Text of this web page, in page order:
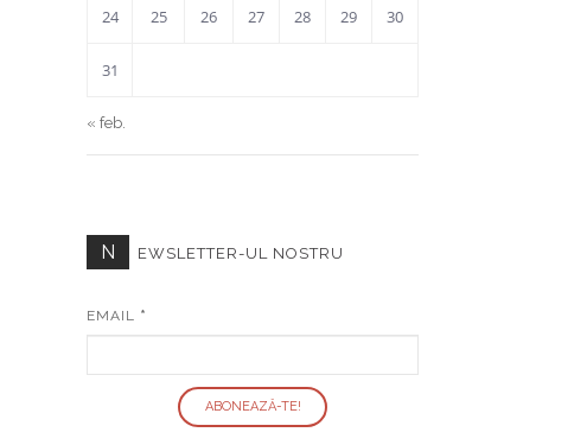
24 25 26 27 28 29 30
31
« feb.
N EWSLETTER-UL NOSTRU
EMAIL *